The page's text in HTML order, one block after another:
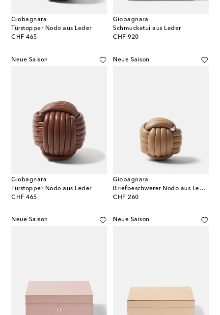
Giobagnara
Türstopper Nodo aus Leder
CHF 465
original price
Giobagnara
Schmucketui aus Leder
CHF 920
original price
Neue Saison
Giobagnara
Türstopper Nodo aus Leder
CHF 465
original price
Neue Saison
Giobagnara
Briefbeschwerer Nodo aus Leder
CHF 260
original price
Neue Saison Neue Saison